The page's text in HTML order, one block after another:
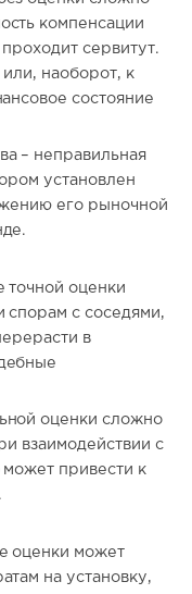
компенсации
сервитут.
наоборот, к
состояние
– неправильная
установлен
его рыночной
точной оценки
спорам с соседями,
в
оценки сложно
взаимодействии с
может привести к
оценки может
на установку,